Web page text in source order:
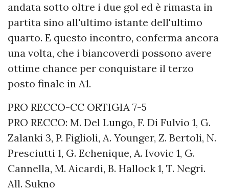
andata sotto oltre i due gol ed è rimasta in
partita sino all'ultimo istante dell'ultimo
quarto. E questo incontro, conferma ancora
una volta, che i biancoverdi possono avere
ottime chance per conquistare il terzo
posto finale in A1.
PRO RECCO-CC ORTIGIA 7-5
PRO RECCO: M. Del Lungo, F. Di Fulvio 1, G.
Zalanki 3, P. Figlioli, A. Younger, Z. Bertoli, N.
Presciutti 1, G. Echenique, A. Ivovic 1, G.
Cannella, M. Aicardi, B. Hallock 1, T. Negri.
All. Sukno